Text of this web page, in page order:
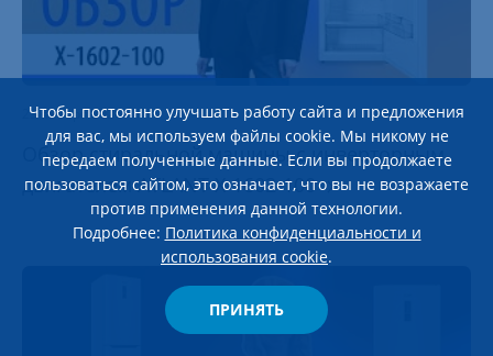
Чтобы постоянно улучшать работу сайта и предложения
для вас, мы используем файлы cookie. Мы никому не
передаем полученные данные. Если вы продолжаете
пользоваться сайтом, это означает, что вы не возражаете
против применения данной технологии.
Подробнее: Политика конфиденциальности и
использования cookie.
ПРИНЯТЬ
23 января 2026
Обзор стиральной машины c инверторным
двигателем ATLANT Х-1602-100